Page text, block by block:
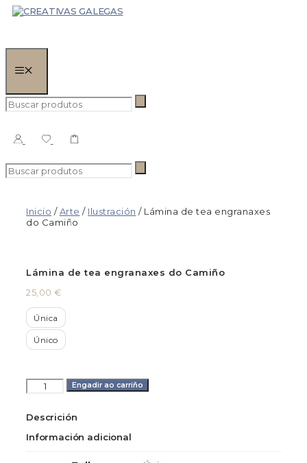
Saltar
BUSCAR:
Buscar:
Inicio /Arte / Ilustración / Lámina de tea engranaxes
do Camiño
Lámina de tea engranaxes do Camiño
25,00 €
Única
Único
Lámina
de
engranaxes
Camiño
cantidade
Engadir ao carriño
Descrición
Información adicional